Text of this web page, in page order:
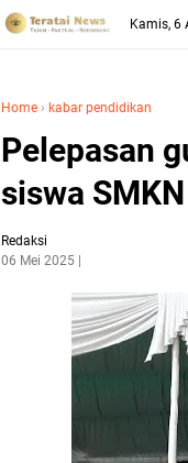
Kamis, 6
Home › kabar pendidikan
Pelepasan
siswa
Redaksi
06 Mei 2025